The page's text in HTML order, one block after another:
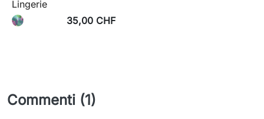
Lingerie
35,00 CHF
Commenti (1)